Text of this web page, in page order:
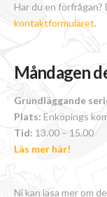
Har du en
kontaktformuläret.
Måndagen
Grundläggande
Plats: Enköpings
Tid: 13.00 – 15.00
Läs mer här!
Ni kan läsa mer om